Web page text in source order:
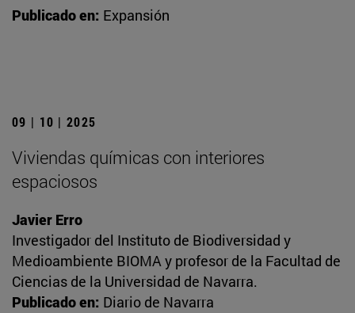
Publicado en: Expansión
09 | 10 | 2025
Viviendas químicas con interiores
espaciosos
Javier Erro
Investigador del Instituto de Biodiversidad y
Medioambiente BIOMA y profesor de la Facultad de
Ciencias de la Universidad de Navarra.
Publicado en: Diario de Navarra